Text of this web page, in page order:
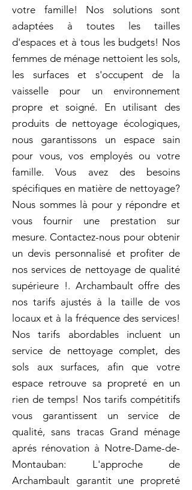
votre famille! Nos solutions sont
adaptées à toutes les tailles
d'espaces et à tous les budgets! Nos
femmes de ménage nettoient les sols,
les surfaces et s'occupent de la
vaisselle pour un environnement
propre et soigné. En utilisant des
produits de nettoyage écologiques,
nous garantissons un espace sain
pour vous, vos employés ou votre
famille. Vous avez des besoins
spécifiques en matière de nettoyage?
Nous sommes là pour y répondre et
vous fournir une prestation sur
mesure. Contactez-nous pour obtenir
un devis personnalisé et profiter de
nos services de nettoyage de qualité
supérieure !. Archambault offre des
nos tarifs ajustés à la taille de vos
locaux et à la fréquence des services!
Nos tarifs abordables incluent un
service de nettoyage complet, des
sols aux surfaces, afin que votre
espace retrouve sa propreté en un
rien de temps! Nos tarifs compétitifs
vous garantissent un service de
qualité, sans tracas Grand ménage
aprés rénovation à Notre-Dame-de-
Montauban: L'approche de
Archambault garantit une propreté